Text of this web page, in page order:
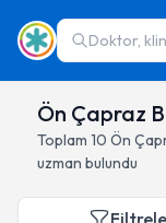
Doktor,
Ön Çapraz
Toplam 10 Ön
uzman bulundu
Filtrele